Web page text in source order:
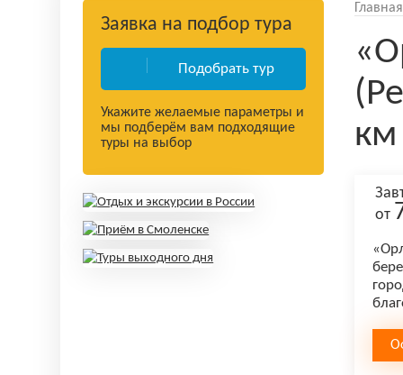
Главная
км
от
Заявка на подбор тура
Подобрать тур
Укажите желаемые параметры и
мы подберём вам подходящие
туры на выбор